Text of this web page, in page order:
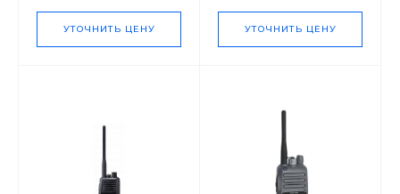
(взрывобезопасная)
УТОЧНИТЬ ЦЕНУ УТОЧНИТЬ ЦЕНУ